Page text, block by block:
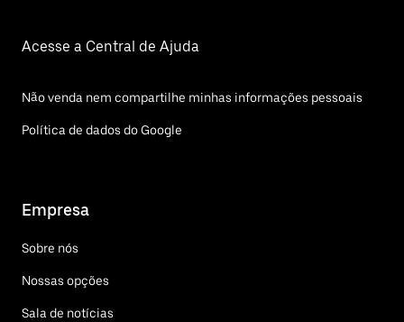
Acesse a Central de Ajuda
Não venda nem compartilhe minhas informações pessoais
Política de dados do Google
Empresa
Sobre nós
Nossas opções
Sala de notícias